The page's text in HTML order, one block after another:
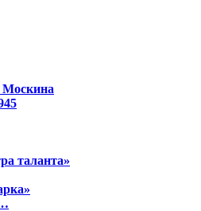
Москина
таланта»